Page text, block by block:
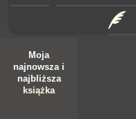
Moja
najnowsza i
najbliższa
książka